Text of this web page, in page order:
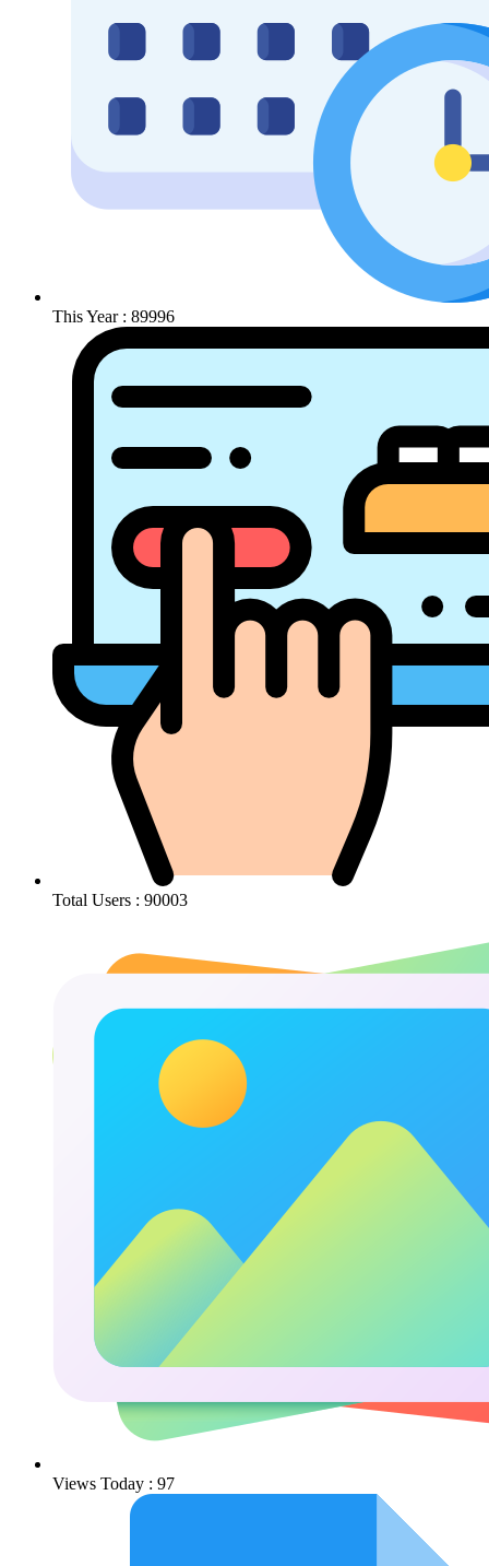
This Year : 89996
Total Users : 90003
Views Today : 97